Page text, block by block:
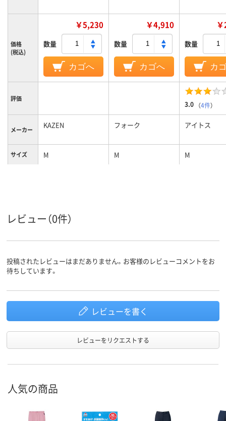
価格
(税込)
￥5,230
数量
カゴへ
￥4,910
数量
カゴへ
数量
カ
評価
3.0 （4件）
メーカー KAZEN フォーク アイトス
サイズ M M M
レビュー（0件）
投稿されたレビューはまだありません。お客様のレビューコメントをお
待ちしています。
レビューを書く
レビューをリクエストする
人気の商品